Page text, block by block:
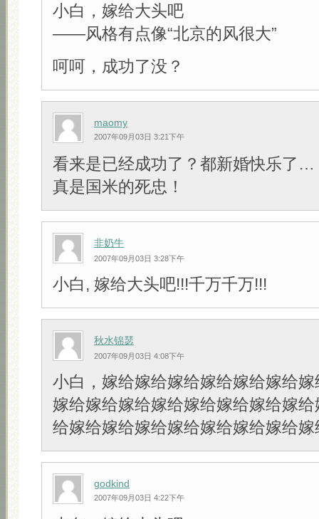
小白，嫁给大头吧
——风格有点像“北京的风很大”
呵呵，成功了没？
maomy
2007年09月03日 3:21下午
看来是已经成功了？都新婚快乐了…
真是国米的死忠！
非奶牛
2007年09月03日 3:28下午
小白, 嫁给大头吧!!!千万千万!!!
秋水锦瑟
2007年09月03日 4:08下午
小白，嫁给嫁给嫁给嫁给嫁给嫁给
嫁给嫁给嫁给嫁给嫁给嫁给嫁给嫁
给嫁给嫁给嫁给嫁给嫁给嫁给嫁给
godkind
2007年09月03日 4:22下午